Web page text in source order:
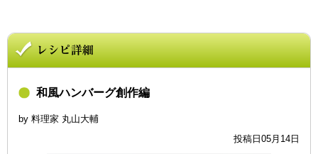
和風ハンバーグ創作編
by 料理家 丸山大輔
投稿日05月14日